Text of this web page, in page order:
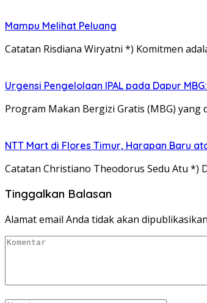
Mampu Melihat Peluang
Catatan Risdiana Wiryatni *) Komitmen
Urgensi Pengelolaan IPAL pada Dapur
Program Makan Bergizi Gratis (MBG)
NTT Mart di Flores Timur, Harapan Baru
Catatan Christiano Theodorus Sedu Atu *)
Tinggalkan Balasan
Alamat email Anda tidak akan